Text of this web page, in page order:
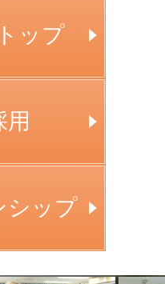
ップ
用
シップ